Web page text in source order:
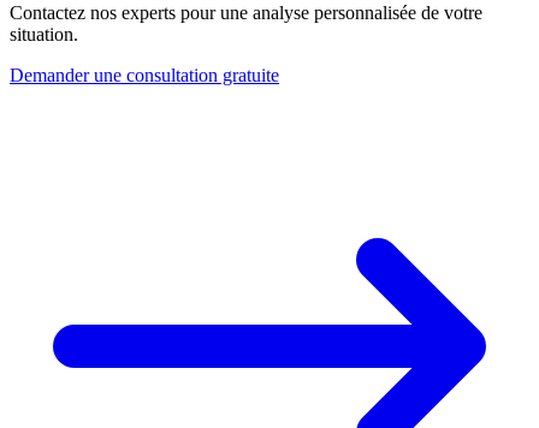
Contactez nos experts pour une analyse personnalisée de votre
situation.
Demander une consultation gratuite